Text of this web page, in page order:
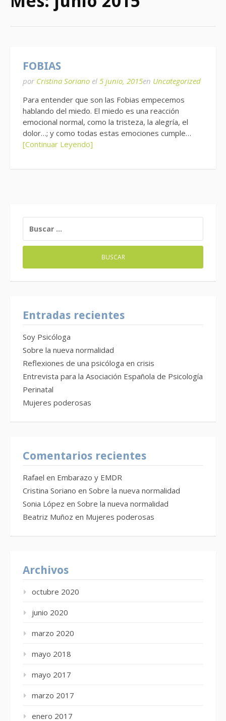
FOBIAS
por Cristina Soriano el 5 junio, 2015en Uncategorized
Para entender que son las Fobias empecemos
hablando del miedo. El miedo es una reacción
emocional normal, como la tristeza, la alegría, el
dolor…; y como todas estas emociones cumple…
[Continuar Leyendo]
Entradas recientes
Soy Psicóloga
Sobre la nueva normalidad
Reflexiones de una psicóloga en crisis
Entrevista para la Asociación Española de Psicología
Perinatal
Mujeres poderosas
Comentarios recientes
Rafael en Embarazo y EMDR
Cristina Soriano en Sobre la nueva normalidad
Sonia López en Sobre la nueva normalidad
Beatriz Muñoz en Mujeres poderosas
Archivos
octubre 2020
junio 2020
marzo 2020
mayo 2018
mayo 2017
marzo 2017
enero 2017